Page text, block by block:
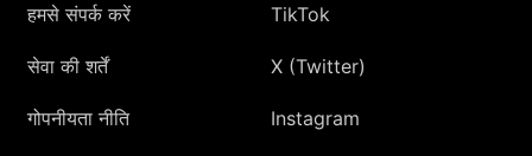
हमसे संपर्क करें
सेवा की शर्तें
गोपनीयता नीति
TikTok
X (Twitter)
Instagram